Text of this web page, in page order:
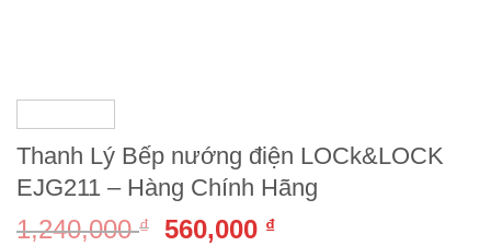
Thanh Lý Bếp nướng điện LOCk&LOCK
EJG211 – Hàng Chính Hãng
1,240,000₫ 560,000 ₫